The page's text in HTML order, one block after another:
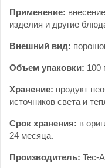
Применение:
изделия и другие
Внешний вид:
Объем упаковки: 100
Хранение: продукт
источников света и
Срок хранения: в
24 месяца.
Производитель: Tec-